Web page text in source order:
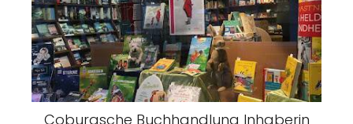
Coburgsche Buchhandlung Inhaberin